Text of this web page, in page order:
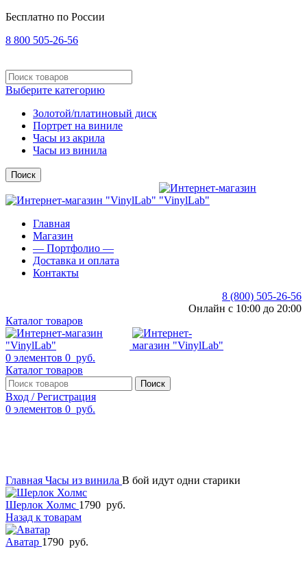
Бесплатно по России
8 800 505-26-56
Выберите категорию
Золотой/платиновый диск
Портрет на виниле
Часы из акрила
Часы из винила
Поиск
Главная
Магазин
— Портфолио —
Доставка и оплата
Контакты
8 (800) 505-26-56
Онлайн с 10:00 до 20:00
Каталог товаров
0 элементов 0 руб.
Каталог товаров
Поиск
Вход / Регистрация
0 элементов 0 руб.
Главная Часы из винила В бой идут одни старики
Шерлок Холмс 1790 руб.
Назад к товарам
Аватар 1790 руб.